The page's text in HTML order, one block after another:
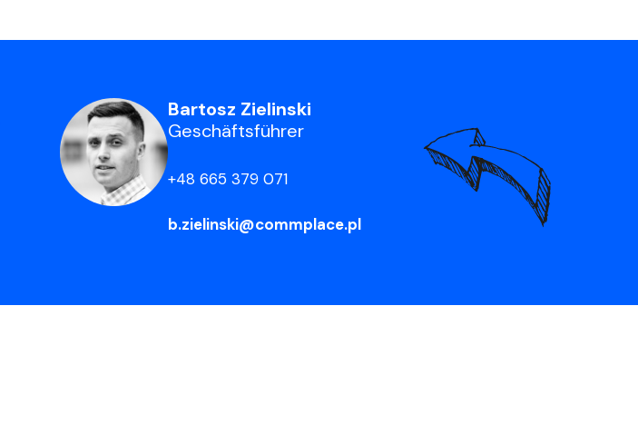
Bartosz Zielinski
Geschäftsführer
+48 665 379 071
b.zielinski@commplace.pl